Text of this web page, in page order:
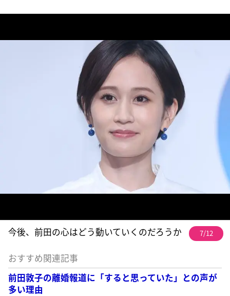
今後、前田の心はどう動いていくのだろうか 7/12
おすすめ関連記事
前田敦子の離婚報道に「すると思っていた」との声が
多い理由